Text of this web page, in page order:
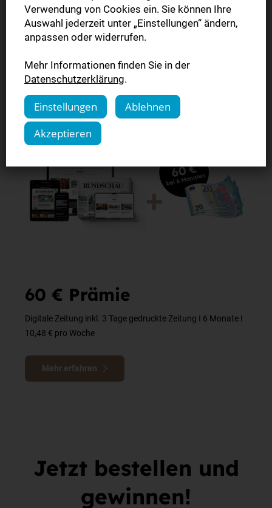
Digitale Zeitung inkl. 3 Tage gedruckte Zeitung I 12 Monate
I 10,48 € pro Woche
Mehr erfahren
60 € Prämie
Digitale Zeitung inkl. 3 Tage gedruckte Zeitung I 6 Monate I
10,48 € pro Woche
Mehr erfahren
Jetzt bestellen und
gewinnen!
Verwendung von Cookies ein. Sie können Ihre
Auswahl jederzeit unter „Einstellungen“ ändern,
anpassen oder widerrufen.
Mehr Informationen finden Sie in der
Datenschutzerklärung.
Einstellungen
Ablehnen
Akzeptieren